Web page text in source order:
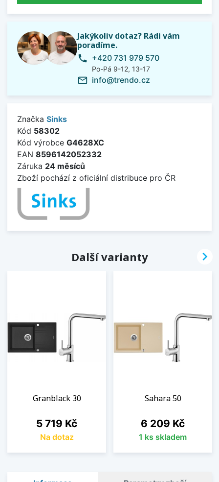
Jakýkoliv dotaz? Rádi vám
poradíme.
phone +420 731 979 570
Po-Pá 9-12, 13-17
mail_outline info@trendo.cz
Značka Sinks
Kód 58302
Kód výrobce G4628XC
EAN 8596142052332
Záruka 24 měsíců
Zboží pochází z oficiální distribuce pro ČR
Další varianty
Granblack 30
Cena
5 719 Kč
Na dotaz
Sahara 50
Cena
6 209 Kč
1 ks skladem
